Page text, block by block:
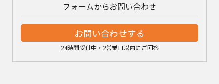
フォームからお問い合わせ
お問い合わせする
24時間受付中・2営業日以内にご回答